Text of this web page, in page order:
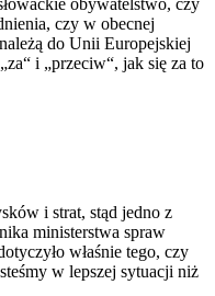
czy w obecnej
do Unii Europejskiej
i „przeciw“, jak się za to
i strat, stąd jedno z
ministerstwa spraw
właśnie tego, czy
w lepszej sytuacji niż